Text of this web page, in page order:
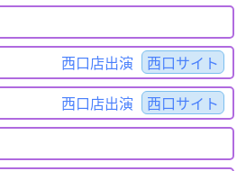
西口店出演 西口サイト
西口店出演 西口サイト